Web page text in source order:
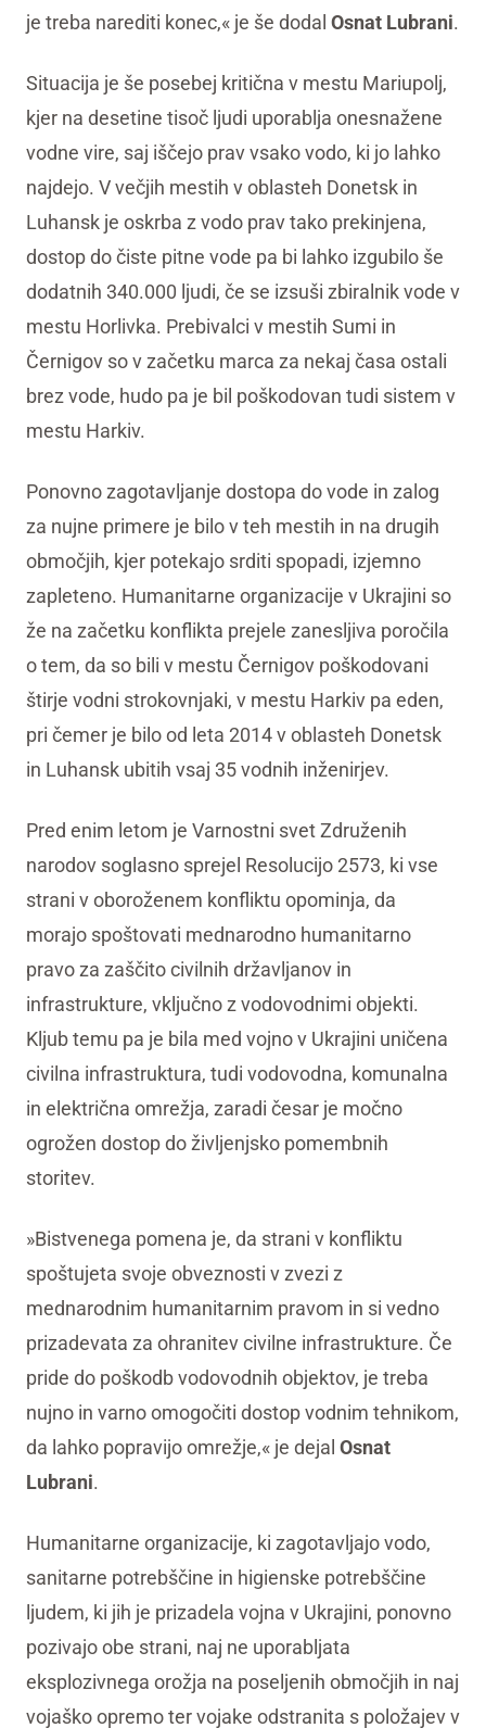
je treba narediti konec,« je še dodal Osnat Lubrani.
Situacija je še posebej kritična v mestu Mariupolj,
kjer na desetine tisoč ljudi uporablja onesnažene
vodne vire, saj iščejo prav vsako vodo, ki jo lahko
najdejo. V večjih mestih v oblasteh Donetsk in
Luhansk je oskrba z vodo prav tako prekinjena,
dostop do čiste pitne vode pa bi lahko izgubilo še
dodatnih 340.000 ljudi, če se izsuši zbiralnik vode v
mestu Horlivka. Prebivalci v mestih Sumi in
Černigov so v začetku marca za nekaj časa ostali
brez vode, hudo pa je bil poškodovan tudi sistem v
mestu Harkiv.
Ponovno zagotavljanje dostopa do vode in zalog
za nujne primere je bilo v teh mestih in na drugih
območjih, kjer potekajo srditi spopadi, izjemno
zapleteno. Humanitarne organizacije v Ukrajini so
že na začetku konflikta prejele zanesljiva poročila
o tem, da so bili v mestu Černigov poškodovani
štirje vodni strokovnjaki, v mestu Harkiv pa eden,
pri čemer je bilo od leta 2014 v oblasteh Donetsk
in Luhansk ubitih vsaj 35 vodnih inženirjev.
Pred enim letom je Varnostni svet Združenih
narodov soglasno sprejel Resolucijo 2573, ki vse
strani v oboroženem konfliktu opominja, da
morajo spoštovati mednarodno humanitarno
pravo za zaščito civilnih državljanov in
infrastrukture, vključno z vodovodnimi objekti.
Kljub temu pa je bila med vojno v Ukrajini uničena
civilna infrastruktura, tudi vodovodna, komunalna
in električna omrežja, zaradi česar je močno
ogrožen dostop do življenjsko pomembnih
storitev.
»Bistvenega pomena je, da strani v konfliktu
spoštujeta svoje obveznosti v zvezi z
mednarodnim humanitarnim pravom in si vedno
prizadevata za ohranitev civilne infrastrukture. Če
pride do poškodb vodovodnih objektov, je treba
nujno in varno omogočiti dostop vodnim tehnikom,
da lahko popravijo omrežje,« je dejal Osnat
Lubrani.
Humanitarne organizacije, ki zagotavljajo vodo,
sanitarne potrebščine in higienske potrebščine
ljudem, ki jih je prizadela vojna v Ukrajini, ponovno
pozivajo obe strani, naj ne uporabljata
eksplozivnega orožja na poseljenih območjih in naj
vojaško opremo ter vojake odstranita s položajev v